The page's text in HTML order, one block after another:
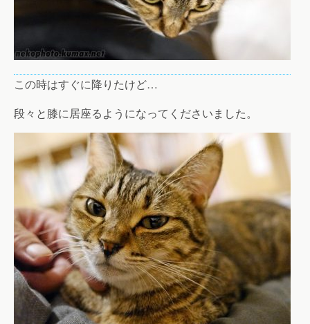
この時はすぐに降りたけど…
段々と膝に居座るようになってくださいました。